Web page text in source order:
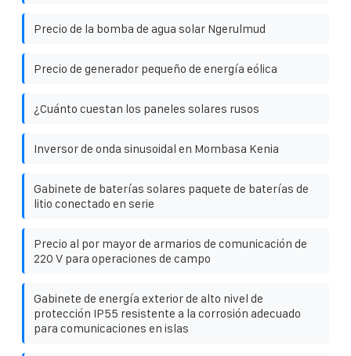
Precio de la bomba de agua solar Ngerulmud
Precio de generador pequeño de energía eólica
¿Cuánto cuestan los paneles solares rusos
Inversor de onda sinusoidal en Mombasa Kenia
Gabinete de baterías solares paquete de baterías de
litio conectado en serie
Precio al por mayor de armarios de comunicación de
220 V para operaciones de campo
Gabinete de energía exterior de alto nivel de
protección IP55 resistente a la corrosión adecuado
para comunicaciones en islas